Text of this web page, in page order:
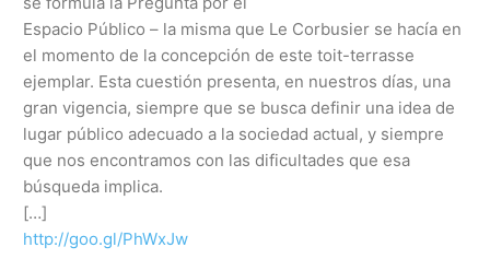
Espacio Público – la misma que Le Corbusier se hacía en
el momento de la concepción de este toit-terrasse
ejemplar. Esta cuestión presenta, en nuestros días, una
gran vigencia, siempre que se busca definir una idea de
lugar público adecuado a la sociedad actual, y siempre
que nos encontramos con las dificultades que esa
búsqueda implica.
[…]
http://goo.gl/PhWxJw